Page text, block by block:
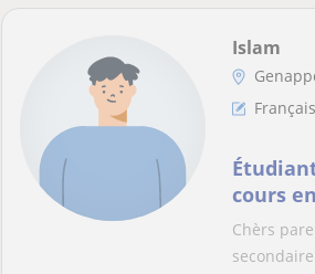
Islam
Français
cours
Chèrs